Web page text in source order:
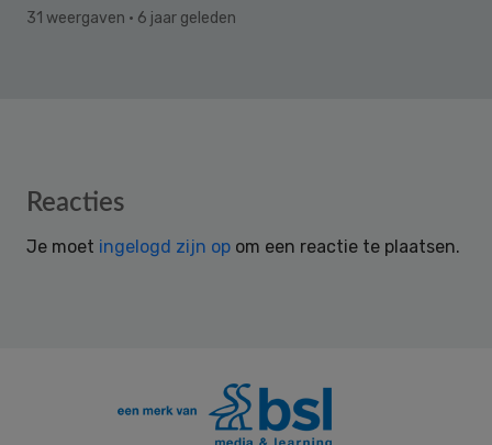
31 weergaven · 6 jaar geleden
Reader
Reacties
Je moet ingelogd zijn op om een reactie te plaatsen.